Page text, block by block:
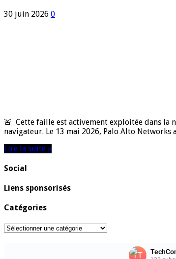
30 juin 2026 0
🚨 Cette faille est activement exploitée dans la
navigateur. Le 13 mai 2026, Palo Alto Networks
Lire la suite »
Social
Liens sponsorisés
Catégories
Catégories